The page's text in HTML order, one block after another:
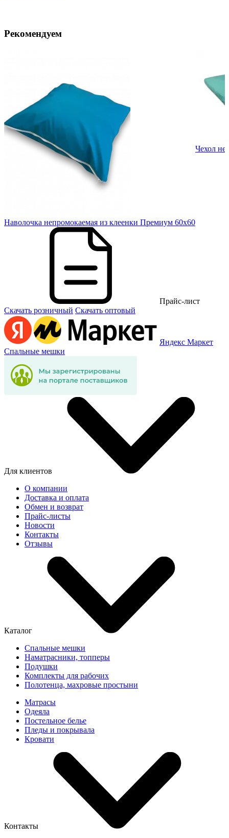
Рекомендуем
Наволочка непромокаемая из клеенки Премиум 60х60
Чехол
Прайс-лист
Скачать розничный Скачать оптовый
Яндекс Маркет
Спальные мешки
Для клиентов
О компании
Доставка и оплата
Обмен и возврат
Прайс-листы
Новости
Контакты
Отзывы
Каталог
Спальные мешки
Наматрасники, топперы
Подушки
Комплекты для рабочих
Полотенца, махровые простыни
Матрасы
Одеяла
Постельное белье
Пледы и покрывала
Кровати
Контакты